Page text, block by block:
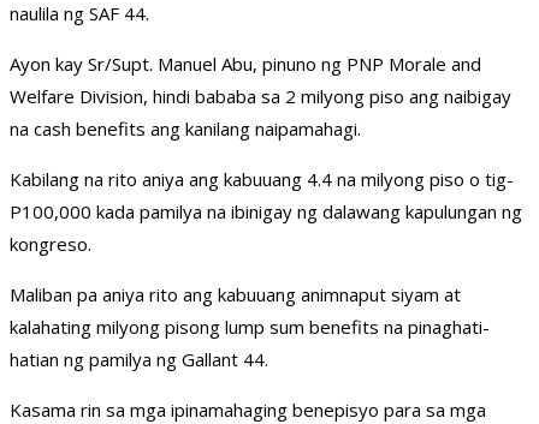
naulila ng SAF 44.
Ayon kay Sr/Supt. Manuel Abu, pinuno ng PNP Morale and
Welfare Division, hindi bababa sa 2 milyong piso ang naibigay
na cash benefits ang kanilang naipamahagi.
Kabilang na rito aniya ang kabuuang 4.4 na milyong piso o tig-
P100,000 kada pamilya na ibinigay ng dalawang kapulungan ng
kongreso.
Maliban pa aniya rito ang kabuuang animnaput siyam at
kalahating milyong pisong lump sum benefits na pinaghati-
hatian ng pamilya ng Gallant 44.
Kasama rin sa mga ipinamahaging benepisyo para sa mga